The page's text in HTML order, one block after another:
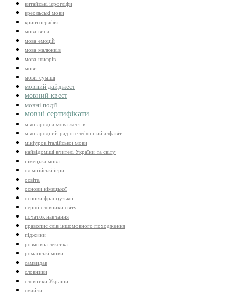
китайські ієрогліфи
креольські мови
криптографія
мова вина
мова емоцій
мова малюнків
мова шифрів
мови
мови-суміші
мовний дайджест
мовний квест
мовні події
мовні сертифікати
міжнародна мова жестів
міжнародний радіотелефонний алфавіт
мініурок італійської мови
найвідоміші вчителі України та світу
німецька мова
олімпійські ігри
освіта
основи німецької
основи французької
перші словники світу
початок навчання
правопис слів іншомовного походження
піджини
розмовна лексика
романські мови
самвидав
словники
словники України
смайли